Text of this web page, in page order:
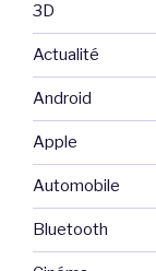
3D
Actualité
Android
Apple
Automobile
Bluetooth